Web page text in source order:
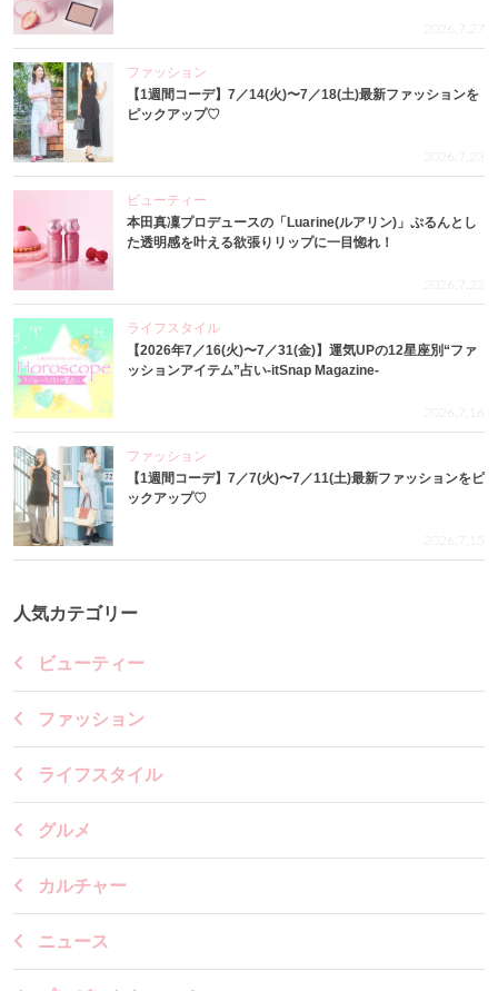
2026.7.27
ファッション
【1週間コーデ】7／14(火)〜7／18(土)最新ファッションを
ピックアップ♡
2026.7.23
ビューティー
本田真凜プロデュースの「Luarine(ルアリン)」ぷるんとし
た透明感を叶える欲張りリップに一目惚れ！
2026.7.22
ライフスタイル
【2026年7／16(火)〜7／31(金)】運気UPの12星座別“ファ
ッションアイテム”占い-itSnap Magazine-
2026.7.16
ファッション
【1週間コーデ】7／7(火)〜7／11(土)最新ファッションをピ
ックアップ♡
2026.7.15
人気カテゴリー
ビューティー
ファッション
ライフスタイル
グルメ
カルチャー
ニュース